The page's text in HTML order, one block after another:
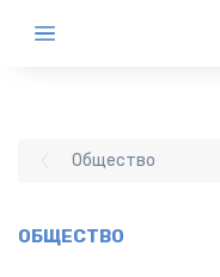
Общество
ОБЩЕСТВО